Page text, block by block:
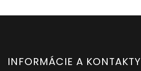
INFORMÁCIE A KONTAKTY